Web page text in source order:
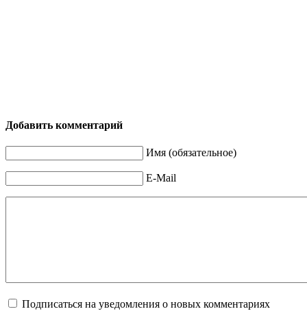
Добавить комментарий
Имя (обязательное)
E-Mail
Подписаться на уведомления о новых комментариях